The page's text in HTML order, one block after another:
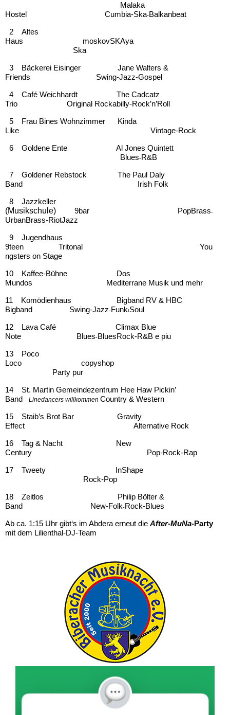
Malaka
Hostel
Cumbia-Ska-Balkanbeat
2 Altes
Haus moskovSKAya
Ska
3 Bäckerei Eisinger Jane Walters &
Friends Swing-Jazz-Gospel
4 Café Weichhardt The Cadcatz
Trio Original Rockabilly-Rock’n’Roll
5 Frau Bines Wohnzimmer Kinda
Like Vintage-Rock
6 Goldene Ente Al Jones Quintett
Blues-R&B
7 Goldener Rebstock The Paul Daly
Band Irish Folk
8 Jazzkeller
(Musikschule) 9bar PopBrass-
UrbanBrass-RiotJazz
9 Jugendhaus
9teen Tritonal You
ngsters on Stage
10 Kaffee-Bühne Dos
Mundos Mediterrane Musik und mehr
11 Komödienhaus Bigband RV & HBC
Bigband Swing-Jazz-FunktSoul
12 Lava Café Climax Blue
Note Blues-BluesRock-R&B e piu
13 Poco
Loco copyshop
Party pur
14 St. Martin Gemeindezentrum Hee Haw Pickin’
Band Linedancers willkommen Country & Western
15 Staib’s Brot Bar Gravity
Effect Alternative Rock
16 Tag & Nacht New
Century Pop-Rock-Rap
17 Tweety InShape
Rock-Pop
18 Zeitlos Philip Bölter &
Band New-Folk-Rock-Blues
Ab ca. 1:15 Uhr gibt‘s im Abdera erneut die After-MuNa-Party
mit dem Lilienthal-DJ-Team